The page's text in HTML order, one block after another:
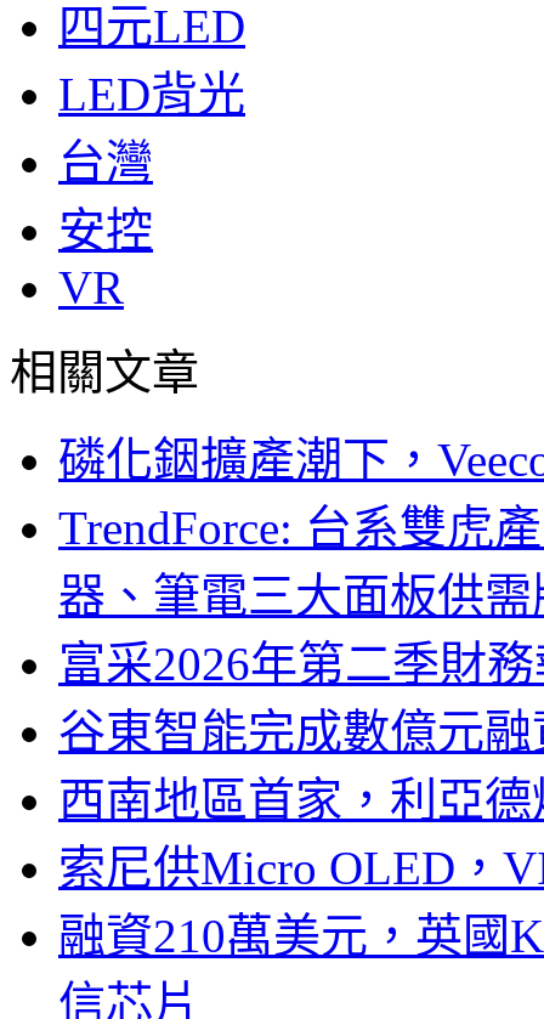
四元LED
LED背光
台灣
安控
VR
相關文章
磷化銦擴產潮下，
TrendForce: 台系雙虎
器、筆電三大面板供需
富采2026年第二季財
谷東智能完成數億元
西南地區首家，利亞
索尼供Micro OLED，
融資210萬美元，英國
信芯片